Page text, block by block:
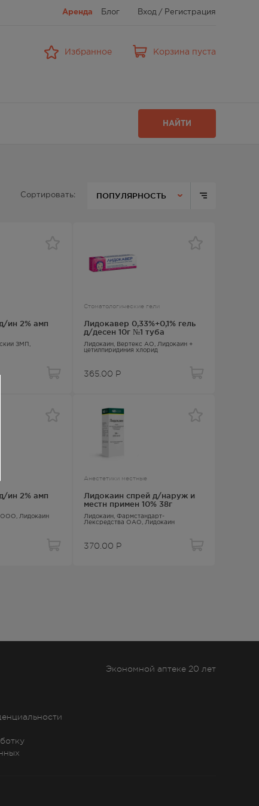
Аренда Блог Вход / Регистрация
Избранное Корзина пуста
НАЙТИ
Сортировать: ПОПУЛЯРНОСТЬ
ин 2% амп
ЗМП,
Стоматологические гели
Лидокавер 0,33%+0,1% гель
д/десен 10г №1 туба
Лидокаин , Вертекс АО, Лидокаин +
цетилпиридиния хлорид
365.00 Р
ин 2% амп
ООО, Лидокаин
Анестетики местные
Лидокаин спрей д/наруж и
местн примен 10% 38г
Лидокаин , Фармстандарт-
Лексредства ОАО, Лидокаин
370.00 Р
Экономной аптеке 20 лет